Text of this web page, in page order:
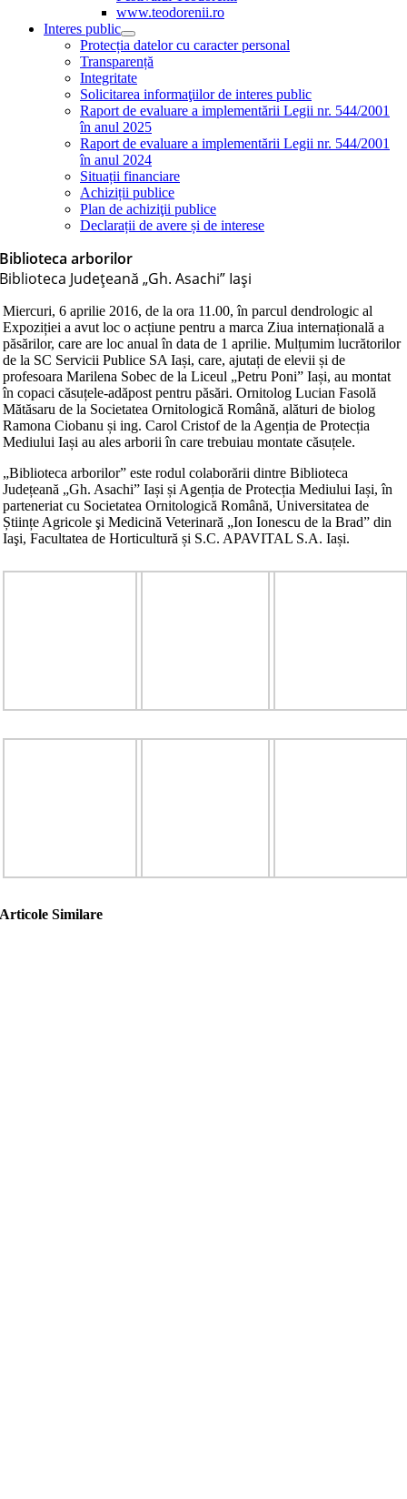
www.teodorenii.ro
Interes public
Protecția datelor cu caracter personal
Transparență
Integritate
Solicitarea informaţiilor de interes public
Raport de evaluare a implementării Legii nr. 544/2001
în anul 2025
Raport de evaluare a implementării Legii nr. 544/2001
în anul 2024
Situații financiare
Achiziții publice
Plan de achiziţii publice
Declarații de avere și de interese
Biblioteca arborilor
Biblioteca Judeţeană „Gh. Asachi” Iaşi
Miercuri, 6 aprilie 2016, de la ora 11.00, în parcul dendrologic al
Expoziției a avut loc o acțiune pentru a marca Ziua internațională a
păsărilor, care are loc anual în data de 1 aprilie. Mulțumim lucrătorilor
de la SC Servicii Publice SA Iași, care, ajutați de elevii și de
profesoara Marilena Sobec de la Liceul „Petru Poni” Iași, au montat
în copaci căsuțele-adăpost pentru păsări. Ornitolog Lucian Fasolă
Mătăsaru de la Societatea Ornitologică Română, alături de biolog
Ramona Ciobanu și ing. Carol Cristof de la Agenția de Protecția
Mediului Iași au ales arborii în care trebuiau montate căsuțele.
„Biblioteca arborilor” este rodul colaborării dintre Biblioteca
Județeană „Gh. Asachi” Iași și Agenția de Protecția Mediului Iași, în
parteneriat cu Societatea Ornitologică Română, Universitatea de
Științe Agricole şi Medicină Veterinară „Ion Ionescu de la Brad” din
Iaşi, Facultatea de Horticultură și S.C. APAVITAL S.A. Iași.
Articole Similare